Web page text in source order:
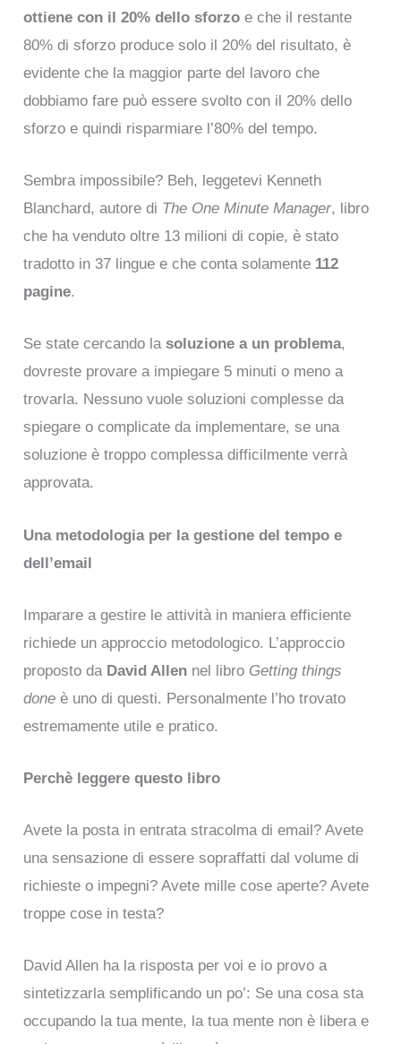
ottiene con il 20% dello sforzo e che il restante
80% di sforzo produce solo il 20% del risultato, è
evidente che la maggior parte del lavoro che
dobbiamo fare può essere svolto con il 20% dello
sforzo e quindi risparmiare l’80% del tempo.
Sembra impossibile? Beh, leggetevi Kenneth
Blanchard, autore di The One Minute Manager, libro
che ha venduto oltre 13 milioni di copie, è stato
tradotto in 37 lingue e che conta solamente 112
pagine.
Se state cercando lasoluzione a un problema,
dovreste provare a impiegare 5 minuti o meno a
trovarla. Nessuno vuole soluzioni complesse da
spiegare o complicate da implementare, se una
soluzione è troppo complessa difficilmente verrà
approvata.
Una metodologia per la gestione del tempo e
dell’email
Imparare a gestire le attività in maniera efficiente
richiede un approccio metodologico. L’approccio
proposto da David Allen nel libro Getting things
done è uno di questi. Personalmente l’ho trovato
estremamente utile e pratico.
Perchè leggere questo libro
Avete la posta in entrata stracolma di email? Avete
una sensazione di essere sopraffatti dal volume di
richieste o impegni? Avete mille cose aperte? Avete
troppe cose in testa?
David Allen ha la risposta per voi e io provo a
sintetizzarla semplificando un po’: Se una cosa sta
occupando la tua mente, la tua mente non è libera e